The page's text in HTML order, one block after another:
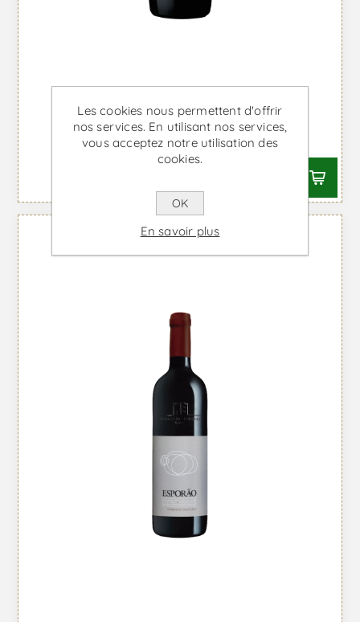
Puro Talha - Vin Rouge
À partir de €38,09 TTC
Les cookies nous permettent d'offrir
nos services. En utilisant nos services,
vous acceptez notre utilisation des
cookies.
OK
En savoir plus